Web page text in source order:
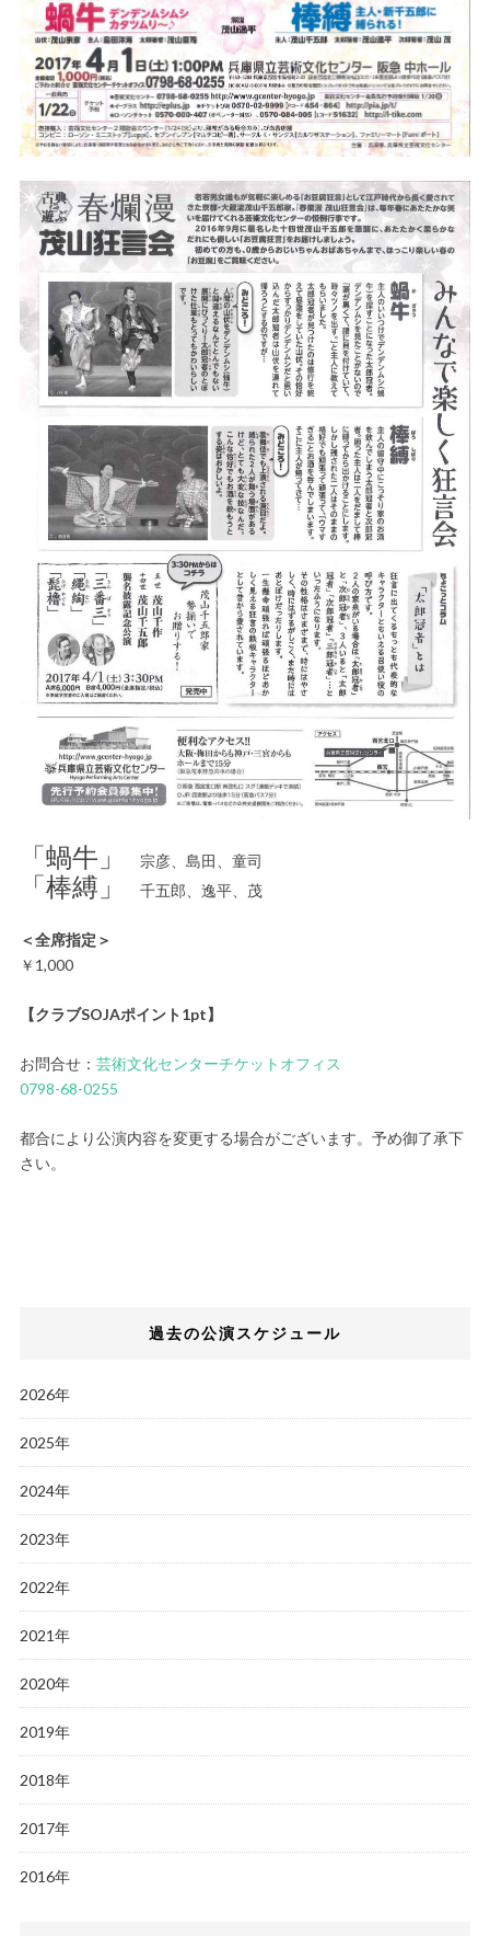
「蝸牛」 宗彦、島田、童司
「棒縛」 千五郎、逸平、茂
＜全席指定＞
￥1,000
【クラブSOJAポイント1pt】
お問合せ： 芸術文化センターチケットオフィス
0798-68-0255
都合により公演内容を変更する場合がございます。予め御了承下
さい。
過去の公演スケジュール
2026年
2025年
2024年
2023年
2022年
2021年
2020年
2019年
2018年
2017年
2016年